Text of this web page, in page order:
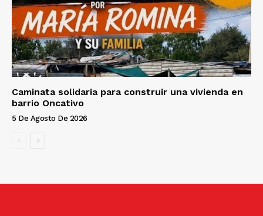
Caminata solidaria para construir una vivienda en
barrio Oncativo
5 De Agosto De 2026